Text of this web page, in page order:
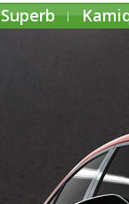
Superb